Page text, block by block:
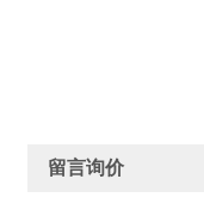
留言询价